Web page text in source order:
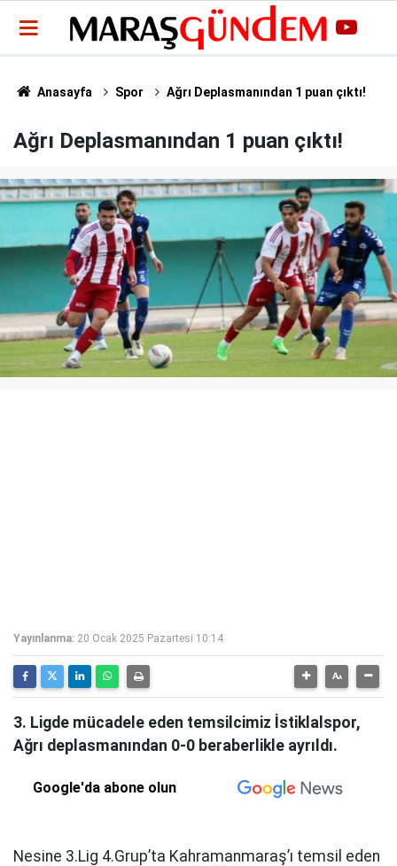
Anasayfa Spor Ağrı Deplasmanından 1 puan çıktı!
Ağrı Deplasmanından 1 puan çıktı!
Yayınlanma: 20 Ocak 2025 Pazartesi 10:14
3. Ligde mücadele eden temsilcimiz İstiklalspor,
Ağrı deplasmanından 0-0 beraberlikle ayrıldı.
Google'da abone olun
Nesine 3.Lig 4.Grup’ta Kahramanmaraş’ı temsil eden